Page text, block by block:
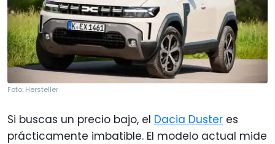
Foto: Hersteller
Si buscas un precio bajo, el Dacia Duster es
prácticamente imbatible. El modelo actual mide